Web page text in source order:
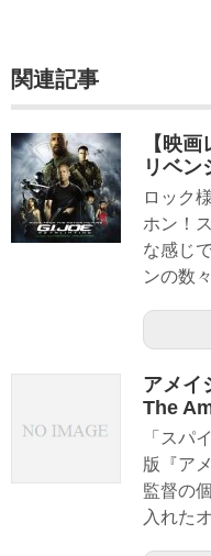
関連記事
【映
リベ
ロック
ホン！
な感じ
ンの数
アメイ
The
「スパ
版『ア
監督の
入れた